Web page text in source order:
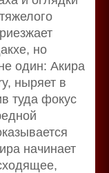
но
один: Акира
ныряет в
туда фокус
начинает